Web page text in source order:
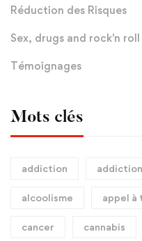
Réduction des Risques
Sex, drugs and rock'n roll
Témoignages
Mots clés
addiction
alcoolisme appel à
cancer cannabis